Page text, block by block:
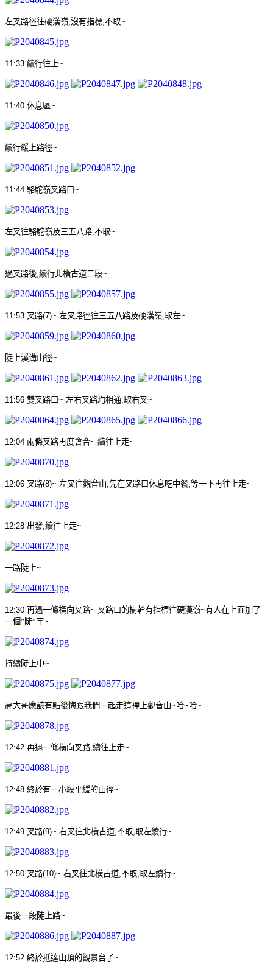
左叉路徑往硬漢嶺 沒有指標 不取~
11:33 續行往上~
11:40 休息區~
續行緩上路徑~
11:44 駱駝嶺叉路口~
左叉往駱駝嶺及三五八路 不取~
過叉路後 續行北橫古道二段~
11:53 叉路(7)~ 左叉路徑往三五八路及硬漢嶺 取左~
陡上溪溝山徑~
11:56 雙叉路口~ 左右叉路均相通 取右叉~
12:04 兩條叉路再度會合~ 續往上走~
12:06 叉路(8)~ 左叉往觀音山 先在叉路口休息吃中餐 等一下再往上走~
12:28 出發 續往上走~
一路陡上~
12:30 再遇一條橫向叉路~ 叉路口的樹幹有指標往硬漢嶺~有人在上面加了
一個” 陡”宇~
持續陡上中~
高大哥應該有點後悔跟我們一起走這裡上觀音山~ 哈~ 哈~
12:42 再遇一條橫向叉路 續往上走~
12:48 終於有一小段平緩的山徑~
12:49 叉路(9)~ 右叉往北橫古道 不取 取左續行~
12:50 叉路(10)~ 右叉往北橫古道 不取 取左續行~
最後一段陡上路~
12:52 終於抵達山頂的觀景台了~